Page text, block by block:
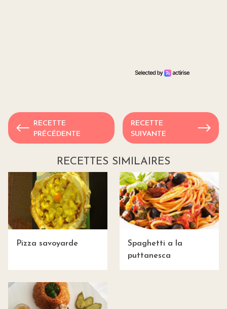
RECETTE
PRÉCÉDENTE
RECETTE
SUIVANTE
RECETTES SIMILAIRES
Pizza savoyarde
Spaghetti a la
puttanesca